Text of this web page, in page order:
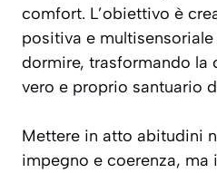
comfort. L’obiettivo è
positiva e
dormire, trasformando la
vero e proprio santuario
Mettere in atto abitudini
impegno e coerenza, ma